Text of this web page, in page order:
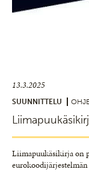
13.3.2025
SUUNNITTELU
Liimapuukäsikirja on